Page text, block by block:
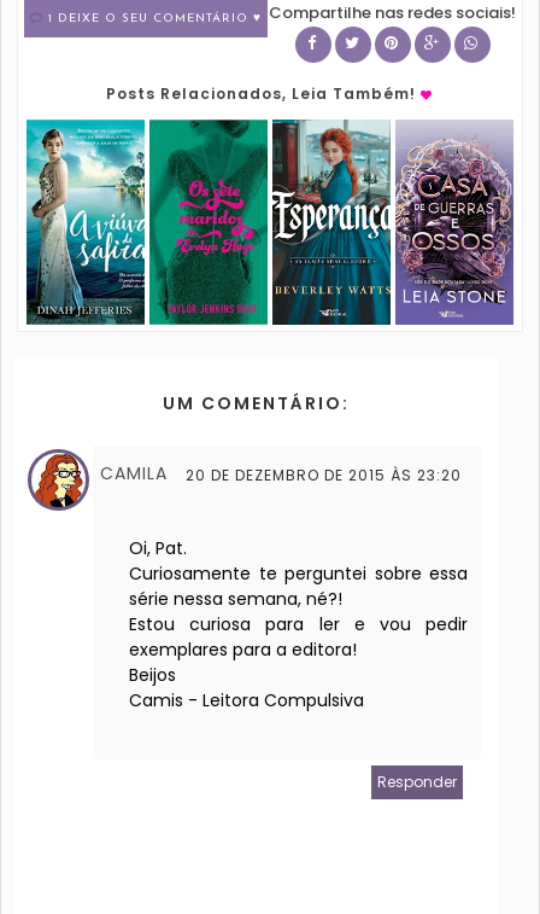
1 DEIXE O SEU COMENTÁRIO ♥ Compartilhe nas redes sociais!
Posts Relacionados, Leia Também!
UM COMENTÁRIO:
CAMILA 20 DE DEZEMBRO DE 2015 ÀS 23:20
Oi, Pat.
Curiosamente te perguntei sobre essa
série nessa semana, né?!
Estou curiosa para ler e vou pedir
exemplares para a editora!
Beijos
Camis - Leitora Compulsiva
Responder